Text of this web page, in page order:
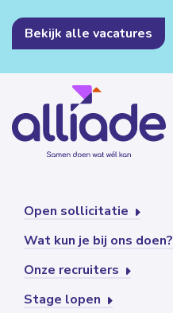
Bekijk alle vacatures
Open sollicitatie
Wat kun je bij ons doen?
Onze recruiters
Stage lopen